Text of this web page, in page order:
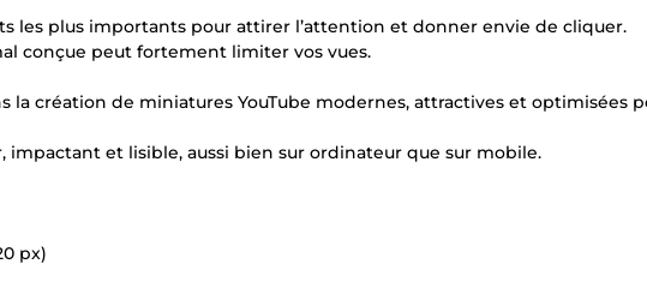
les plus importants pour attirer l’attention et donner envie de cliquer.
conçue peut fortement limiter vos vues.
la création de miniatures YouTube modernes, attractives et optimisées
impactant et lisible, aussi bien sur ordinateur que sur mobile.
px)